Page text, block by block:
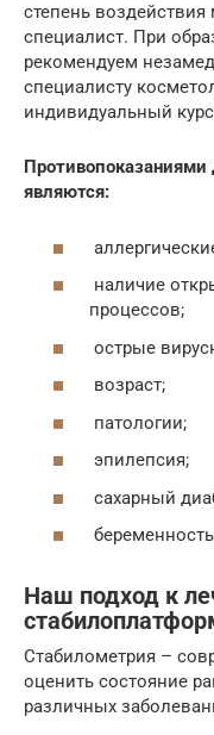
степень
специалист. При
рекомендуем
специалисту
индивидуальный
являются:
наличие
процессов;
острые
возраст;
патологии;
эпилепсия;
сахарный
Наш подход к
Стабилометрия –
оценить состояние
различных